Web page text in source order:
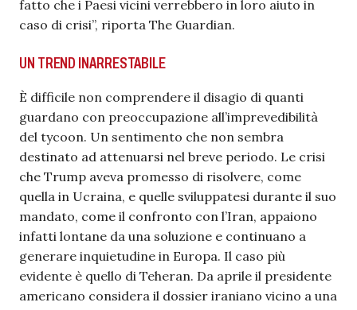
fatto che i Paesi vicini verrebbero in loro aiuto in
caso di crisi”, riporta The Guardian.
UN TREND INARRESTABILE
È difficile non comprendere il disagio di quanti
guardano con preoccupazione all’imprevedibilità
del tycoon. Un sentimento che non sembra
destinato ad attenuarsi nel breve periodo. Le crisi
che Trump aveva promesso di risolvere, come
quella in Ucraina, e quelle sviluppatesi durante il suo
mandato, come il confronto con l’Iran, appaiono
infatti lontane da una soluzione e continuano a
generare inquietudine in Europa. Il caso più
evidente è quello di Teheran. Da aprile il presidente
americano considera il dossier iraniano vicino a una